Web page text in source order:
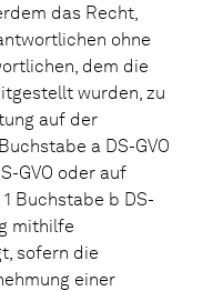
das Recht,
ohne
dem die
wurden, zu
auf der
a DS-GVO
GVO oder auf
Buchstabe b DS-
mithilfe
sofern die
einer